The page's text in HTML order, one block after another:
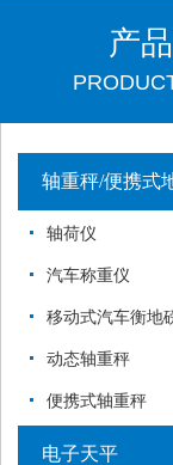
产
轴重秤/便携式
轴荷仪
汽车称重仪
移动式汽车衡地
动态轴重秤
便携式轴重秤
电子天平